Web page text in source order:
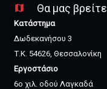
map Θα μας βρείτε
Κατάστημα
Δωδεκανήσου 3
Τ.Κ. 54626, Θεσσαλονίκη
Εργοστάσιο
6ο χιλ. οδού Λαγκαδά